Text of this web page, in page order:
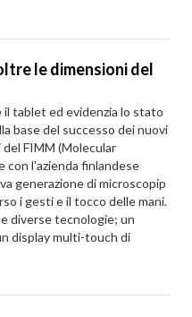
le dimensioni del
tablet ed evidenzia lo stato
base del successo dei nuovi
FIMM (Molecular
con l'azienda finlandese
generazione di microscopip
i gesti e il tocco delle mani.
diverse tecnologie; un
display multi-touch di